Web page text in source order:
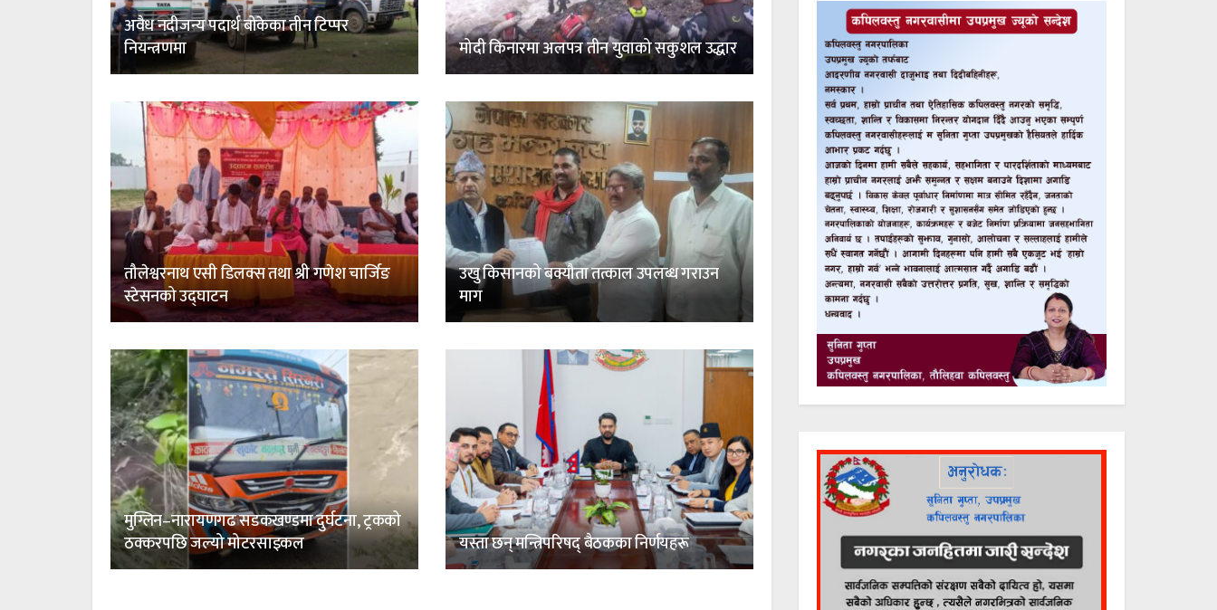
अवैध नदीजन्य पदार्थ बोकेका तीन टिप्पर
नियन्त्रणमा
मोदी किनारमा अलपत्र तीन युवाको सकुशल उद्धार
तौलेश्वरनाथ एसी डिलक्स तथा श्री गणेश चार्जिङ
स्टेसनको उद्घाटन
उखु किसानको बक्यौता तत्काल उपलब्ध गराउन
माग
मुग्लिन–नारायणगढ सडकखण्डमा दुर्घटना, ट्रकको
ठक्करपछि जल्यो मोटरसाइकल
यस्ता छन् मन्त्रिपरिषद् बैठकका निर्णयहरू